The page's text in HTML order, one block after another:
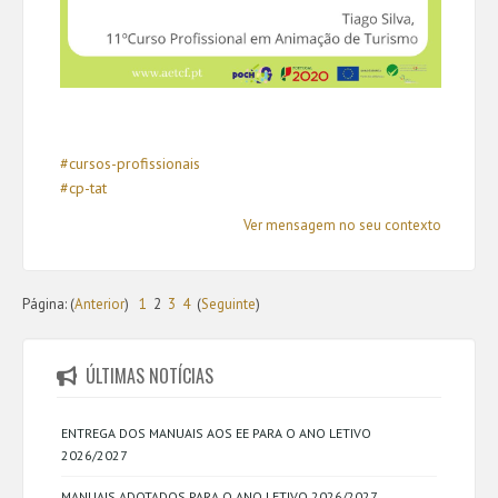
#cursos-profissionais
#cp-tat
Ver mensagem no seu contexto
Página: (Anterior) 1 2 3 4(Seguinte)
ÚLTIMAS NOTÍCIAS
ENTREGA DOS MANUAIS AOS EE PARA O ANO LETIVO
2026/2027